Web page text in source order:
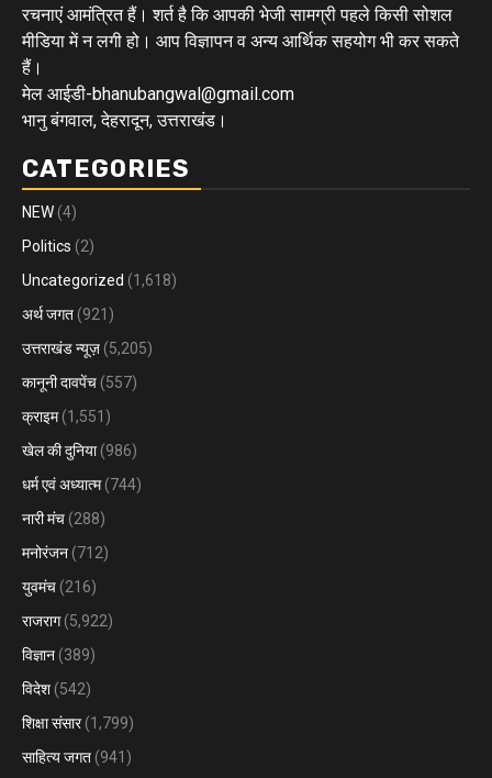
रचनाएं आमंत्रित हैं। शर्त है कि आपकी भेजी सामग्री पहले किसी सोशल
मीडिया में न लगी हो। आप विज्ञापन व अन्य आर्थिक सहयोग भी कर सकते
हैं।
मेल आईडी-bhanubangwal@gmail.com
भानु बंगवाल, देहरादून, उत्तराखंड।
CATEGORIES
NEW (4)
Politics (2)
Uncategorized (1,618)
अर्थ जगत (921)
उत्तराखंड न्यूज़ (5,205)
कानूनी दावपेंच (557)
क्राइम(1,551)
खेल की दुनिया(986)
धर्म एवं अध्यात्म(744)
नारी मंच (288)
मनोरंजन (712)
युवमंच (216)
राजराग(5,922)
विज्ञान (389)
विदेश (542)
शिक्षा संसार(1,799)
साहित्य जगत (941)